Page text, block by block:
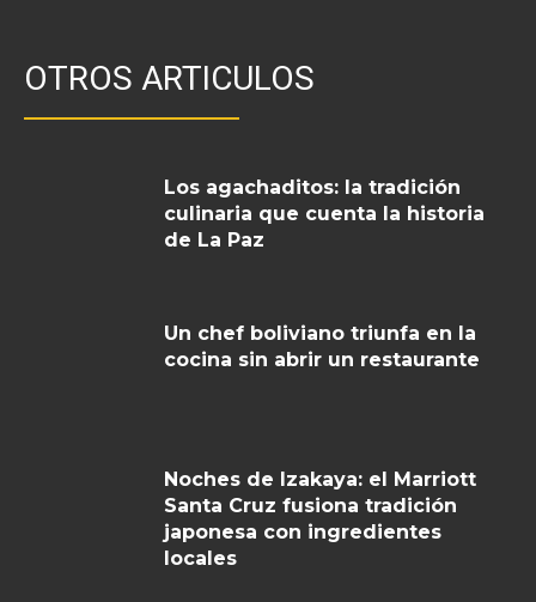
OTROS ARTICULOS
Los agachaditos: la tradición
culinaria que cuenta la historia
de La Paz
Un chef boliviano triunfa en la
cocina sin abrir un restaurante
Noches de Izakaya: el Marriott
Santa Cruz fusiona tradición
japonesa con ingredientes
locales